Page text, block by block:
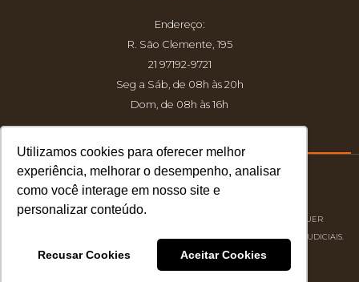
Utilizamos cookies para oferecer melhor
experiência, melhorar o desempenho, analisar
como você interage em nosso site e
personalizar conteúdo.
Recusar Cookies Aceitar Cookies
Endereço:
R. São Clemente, 195
21 97192-9721
Seg a Sáb, de 08h às 20h
Dom, de 08h às 16h
DIREITOS AUTORAIS RESERVADOS À ATELIER DOS SABORES | QUALQUER
REPRODUÇÃO NÃO AUTORIZADA PODERÁ ACARRETAR EM PROCESSOS JUDICIAIS.
Desenvolvido porS2 Marketing